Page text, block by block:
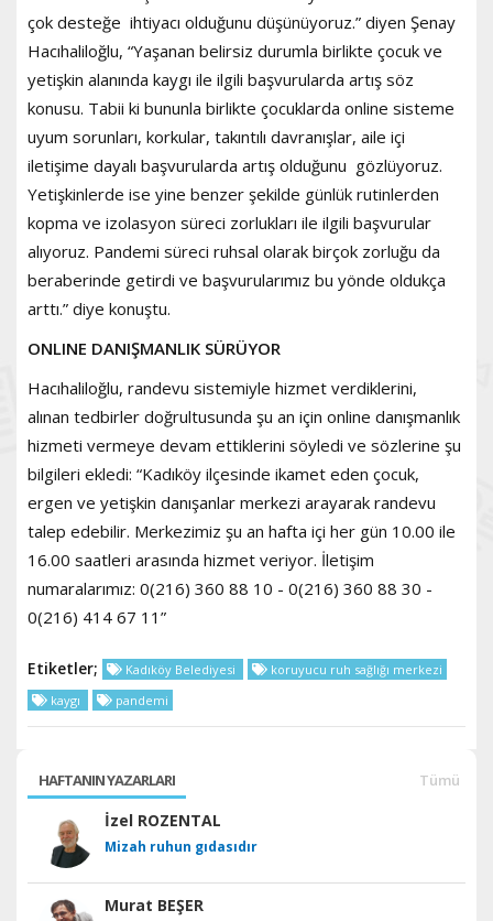
çok desteğe ihtiyacı olduğunu düşünüyoruz.” diyen Şenay
Hacıhaliloğlu, “Yaşanan belirsiz durumla birlikte çocuk ve
yetişkin alanında kaygı ile ilgili başvurularda artış söz
konusu. Tabii ki bununla birlikte çocuklarda online sisteme
uyum sorunları, korkular, takıntılı davranışlar, aile içi
iletişime dayalı başvurularda artış olduğunu gözlüyoruz.
Yetişkinlerde ise yine benzer şekilde günlük rutinlerden
kopma ve izolasyon süreci zorlukları ile ilgili başvurular
alıyoruz. Pandemi süreci ruhsal olarak birçok zorluğu da
beraberinde getirdi ve başvurularımız bu yönde oldukça
arttı.” diye konuştu.
ONLINE DANIŞMANLIK SÜRÜYOR
Hacıhaliloğlu, randevu sistemiyle hizmet verdiklerini,
alınan tedbirler doğrultusunda şu an için online danışmanlık
hizmeti vermeye devam ettiklerini söyledi ve sözlerine şu
bilgileri ekledi: “Kadıköy ilçesinde ikamet eden çocuk,
ergen ve yetişkin danışanlar merkezi arayarak randevu
talep edebilir. Merkezimiz şu an hafta içi her gün 10.00 ile
16.00 saatleri arasında hizmet veriyor. İletişim
numaralarımız: 0(216) 360 88 10 - 0(216) 360 88 30 -
0(216) 414 67 11”
Etiketler; Kadıköy Belediyesi
koruyucu ruh sağlığı merkezi
kaygı
pandemi
HAFTANIN YAZARLARI Tümü
İzel ROZENTAL
Mizah ruhun gıdasıdır
Murat BEŞER